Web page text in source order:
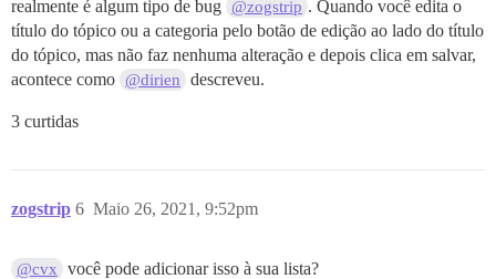
realmente é algum tipo de bug @zogstrip . Quando você edita o
título do tópico ou a categoria pelo botão de edição ao lado do título
do tópico, mas não faz nenhuma alteração e depois clica em salvar,
acontece como @dirien descreveu.
3 curtidas
zogstrip Maio 26, 2021, 9:52pm
6
@cvx você pode adicionar isso à sua lista?